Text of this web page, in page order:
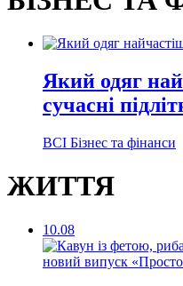
Який одяг
сучасні
ВСІ Бізнес та фінанси
ЖИТТЯ
10.08